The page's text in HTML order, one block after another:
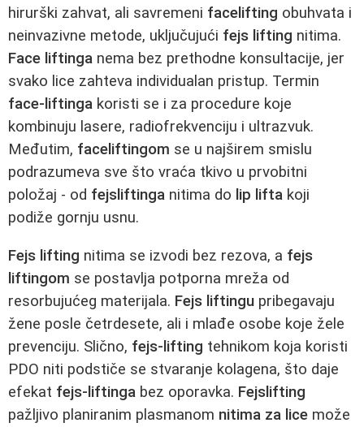
hirurški zahvat, ali savremeni facelifting obuhvata i
neinvazivne metode, uključujući fejs lifting nitima.
Face liftinga nema bez prethodne konsultacije, jer
svako lice zahteva individualan pristup. Termin
face-liftinga koristi se i za procedure koje
kombinuju lasere, radiofrekvenciju i ultrazvuk.
Međutim, faceliftingom se u najširem smislu
podrazumeva sve što vraća tkivo u prvobitni
položaj - od fejsliftinga nitima do lip lifta koji
podiže gornju usnu.
Fejs lifting nitima se izvodi bez rezova, a fejs
liftingom se postavlja potporna mreža od
resorbujućeg materijala. Fejs liftingu pribegavaju
žene posle četrdesete, ali i mlađe osobe koje žele
prevenciju. Slično, fejs-lifting tehnikom koja koristi
PDO niti podstiče se stvaranje kolagena, što daje
efekat fejs-liftinga bez oporavka. Fejslifting
pažljivo planiranim plasmanom nitima za lice može